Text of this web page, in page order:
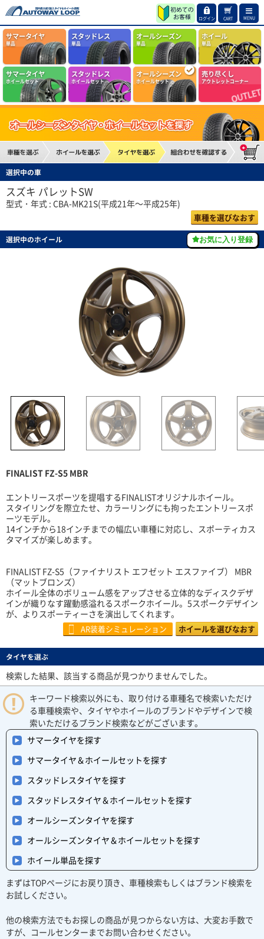
ログイン CART MENU
サマータイヤ
単品
スタッドレス
単品
オールシーズン
単品
ホイール
単品
サマータイヤ
ホイールセット
スタッドレス
ホイールセット
オールシーズン
ホイールセット
売り尽くし
アウトレットコーナー
選択中の車
スズキ パレットSW
型式・年式 : CBA-MK21S(平成21年～平成25年)
車種を選びなおす
選択中のホイール お気に入り登録
FINALIST FZ-S5 MBR
エントリースポーツを提唱するFINALISTオリジナルホイール。
スタイリングを際立たせ、カラーリングにも拘ったエントリースポ
ーツモデル。
14インチから18インチまでの幅広い車種に対応し、スポーティカス
タマイズが楽しめます。
FINALIST FZ-S5（ファイナリスト エフゼット エスファイブ） MBR
（マットブロンズ）
ホイール全体のボリューム感をアップさせる立体的なディスクデザ
インが織りなす躍動感溢れるスポークホイール。5スポークデザイン
が、よりスポーティーさを演出してくれます。
AR装着シミュレーション ホイールを選びなおす
タイヤを選ぶ
検索した結果、該当する商品が見つかりませんでした。
キーワード検索以外にも、取り付ける車種名で検索いただけ
る車種検索や、タイヤやホイールのブランドやデザインで検
索いただけるブランド検索などがございます。
サマータイヤを探す
サマータイヤ＆ホイールセットを探す
スタッドレスタイヤを探す
スタッドレスタイヤ＆ホイールセットを探す
オールシーズンタイヤを探す
オールシーズンタイヤ＆ホイールセットを探す
ホイール単品を探す
まずはTOPページにお戻り頂き、車種検索もしくはブランド検索を
お試しください。
他の検索方法でもお探しの商品が見つからない方は、大変お手数で
すが、コールセンターまでお問い合わせください。